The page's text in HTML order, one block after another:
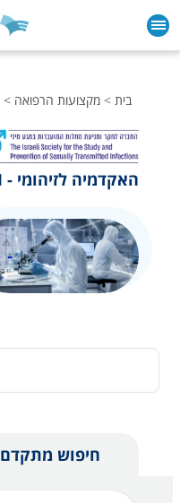
בית מקצועות הרפואה
האקדמיה לזיהומי - STI
חיפוש מתקדם